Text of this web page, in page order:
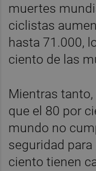
muertes
ciclistas
hasta 71.000,
ciento de las
Mientras
que el 80 por
mundo no
seguridad
ciento tienen